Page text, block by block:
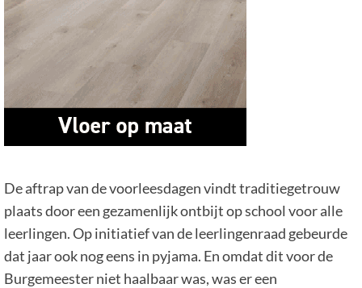
De aftrap van de voorleesdagen vindt traditiegetrouw
plaats door een gezamenlijk ontbijt op school voor alle
leerlingen. Op initiatief van de leerlingenraad gebeurde
dat jaar ook nog eens in pyjama. En omdat dit voor de
Burgemeester niet haalbaar was, was er een